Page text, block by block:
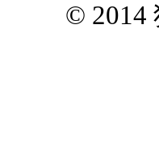
© 2014